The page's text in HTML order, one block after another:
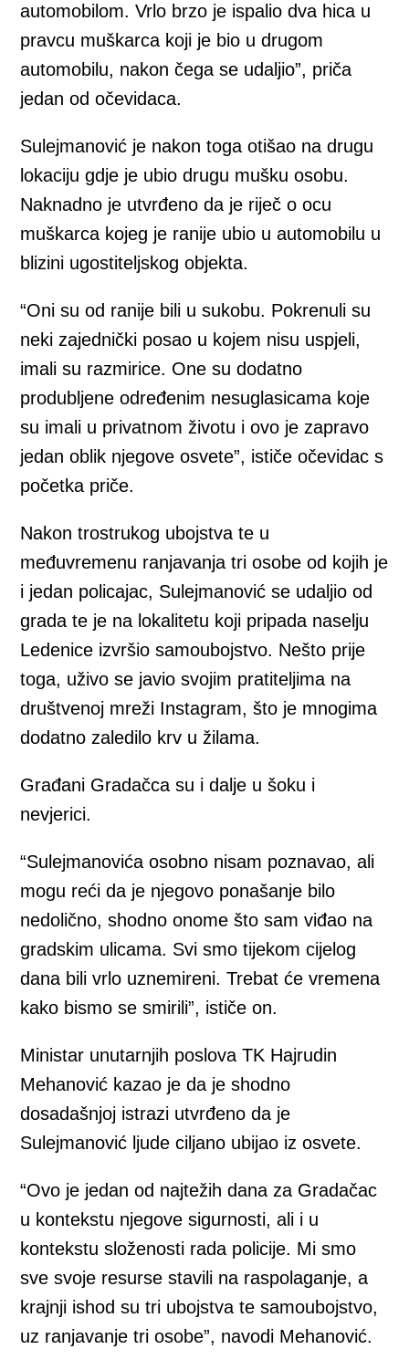
automobilom. Vrlo brzo je ispalio dva hica u
pravcu muškarca koji je bio u drugom
automobilu, nakon čega se udaljio”, priča
jedan od očevidaca.
Sulejmanović je nakon toga otišao na drugu
lokaciju gdje je ubio drugu mušku osobu.
Naknadno je utvrđeno da je riječ o ocu
muškarca kojeg je ranije ubio u automobilu u
blizini ugostiteljskog objekta.
“Oni su od ranije bili u sukobu. Pokrenuli su
neki zajednički posao u kojem nisu uspjeli,
imali su razmirice. One su dodatno
produbljene određenim nesuglasicama koje
su imali u privatnom životu i ovo je zapravo
jedan oblik njegove osvete”, ističe očevidac s
početka priče.
Nakon trostrukog ubojstva te u
međuvremenu ranjavanja tri osobe od kojih je
i jedan policajac, Sulejmanović se udaljio od
grada te je na lokalitetu koji pripada naselju
Ledenice izvršio samoubojstvo. Nešto prije
toga, uživo se javio svojim pratiteljima na
društvenoj mreži Instagram, što je mnogima
dodatno zaledilo krv u žilama.
Građani Gradačca su i dalje u šoku i
nevjerici.
“Sulejmanovića osobno nisam poznavao, ali
mogu reći da je njegovo ponašanje bilo
nedolično, shodno onome što sam viđao na
gradskim ulicama. Svi smo tijekom cijelog
dana bili vrlo uznemireni. Trebat će vremena
kako bismo se smirili”, ističe on.
Ministar unutarnjih poslova TK Hajrudin
Mehanović kazao je da je shodno
dosadašnjoj istrazi utvrđeno da je
Sulejmanović ljude ciljano ubijao iz osvete.
“Ovo je jedan od najtežih dana za Gradačac
u kontekstu njegove sigurnosti, ali i u
kontekstu složenosti rada policije. Mi smo
sve svoje resurse stavili na raspolaganje, a
krajnji ishod su tri ubojstva te samoubojstvo,
uz ranjavanje tri osobe”, navodi Mehanović.